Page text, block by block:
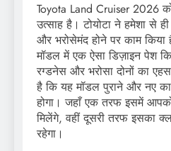
Toyota Land Cruiser 2026
उत्साह है। टोयोटा ने हमेशा से
और भरोसेमंद होने पर काम
मॉडल में एक ऐसा डिज़ाइन पेश
रग्डनेस और भरोसा दोनों का
है कि यह मॉडल पुराने और नए
होगा। जहाँ एक तरफ इसमें आपको
मिलेंगे, वहीं दूसरी तरफ इसका
रहेगा।